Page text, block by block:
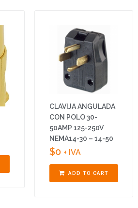
CLAVIJA ANGULADA
CON POLO 30-
50AMP 125-250V
NEMA14-30 – 14-50
$0 + IVA
ADD TO CART